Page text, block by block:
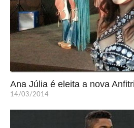
Ana Júlia é eleita a nova
14/03/2014